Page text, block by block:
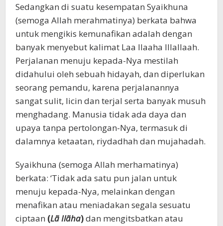
Sedangkan di suatu kesempatan Syaikhuna
(semoga Allah merahmatinya) berkata bahwa
untuk mengikis kemunafikan adalah dengan
banyak menyebut kalimat Laa Ilaaha Illallaah.
Perjalanan menuju kepada-Nya mestilah
didahului oleh sebuah hidayah, dan diperlukan
seorang pemandu, karena perjalanannya
sangat sulit, licin dan terjal serta banyak musuh
menghadang. Manusia tidak ada daya dan
upaya tanpa pertolongan-Nya, termasuk di
dalamnya ketaatan, riydadhah dan mujahadah.
Syaikhuna (semoga Allah merhamatinya)
berkata: ‘Tidak ada satu pun jalan untuk
menuju kepada-Nya, melainkan dengan
menafikan atau meniadakan segala sesuatu
ciptaan (Lã Ilãha)dan mengitsbatkan atau